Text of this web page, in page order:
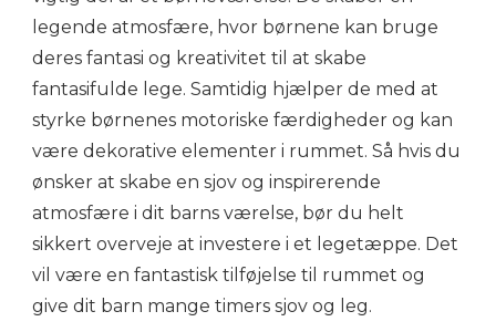
legende atmosfære, hvor børnene kan bruge
deres fantasi og kreativitet til at skabe
fantasifulde lege. Samtidig hjælper de med at
styrke børnenes motoriske færdigheder og kan
være dekorative elementer i rummet. Så hvis du
ønsker at skabe en sjov og inspirerende
atmosfære i dit barns værelse, bør du helt
sikkert overveje at investere i et legetæppe. Det
vil være en fantastisk tilføjelse til rummet og
give dit barn mange timers sjov og leg.